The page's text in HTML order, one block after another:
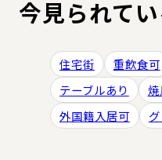
今見られて
住宅街 重飲食可
テーブルあり
外国籍入居可